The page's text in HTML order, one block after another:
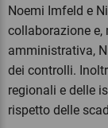
Noemi Imfeld e
collaborazione e,
amministrativa,
dei controlli.
regionali e delle
rispetto delle